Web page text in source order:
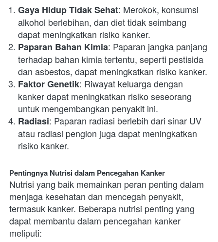
Gaya Hidup Tidak Sehat: Merokok, konsumsi
alkohol berlebihan, dan diet tidak seimbang
dapat meningkatkan risiko kanker.
Paparan Bahan Kimia: Paparan jangka panjang
terhadap bahan kimia tertentu, seperti pestisida
dan asbestos, dapat meningkatkan risiko kanker.
Faktor Genetik: Riwayat keluarga dengan
kanker dapat meningkatkan risiko seseorang
untuk mengembangkan penyakit ini.
Radiasi: Paparan radiasi berlebih dari sinar UV
atau radiasi pengion juga dapat meningkatkan
risiko kanker.
Pentingnya Nutrisi dalam Pencegahan Kanker
Nutrisi yang baik memainkan peran penting dalam
menjaga kesehatan dan mencegah penyakit,
termasuk kanker. Beberapa nutrisi penting yang
dapat membantu dalam pencegahan kanker
meliputi: